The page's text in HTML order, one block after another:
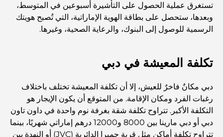
أغلى مدارس جيمس في دبي: دليل شامل للآباء
أفضل المطاعم الهندية في دبي: رحلة طهي
اكتشف ممشى نخلة جميرا: جولة بين الفخامة والإطلالات الخلابة
تستغرق عملية الحصول على التأشيرة أسبوعين في المتوسط،
وبعدها، ستحصل على بطاقة الهوية الإماراتية، التي تُصبح هويتك
الرسمية للوصول إلى البنوك، والرعاية الصحية، وغيرها.
تكلفة المعيشة في دبي
دبي مكانٌ فاخرٌ للعيش، إلا أن تكلفة المعيشة تختلف باختلاف
رغبات الفرد ومكان الإقامة. من المتوقع أن يكون الإيجار هو
التكلفة الأكبر. تتراوح تكلفة شقة بغرفة نوم واحدة في داون تاون
دبي أو دبي مارينا بين 8000 و12000 درهم إماراتي شهريًا، بينما
تتراوح تكلفة أماكن مثل قرية جميرا الدائرية (JVC) أو النهدة بين